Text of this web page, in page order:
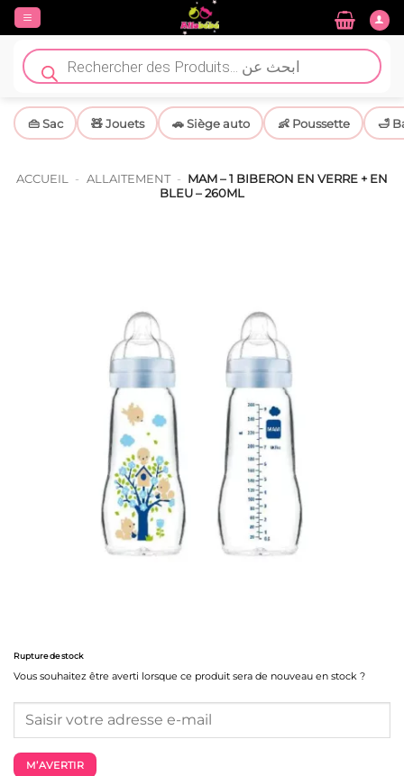
Passer
contenu
Recherche
de
produits
👜 Sac 🧸 Jouets 🚗 Siège auto 👶 Poussette 🛁
ACCUEIL - ALLAITEMENT - MAM – 1 BIBERON EN VERRE + EN
BLEU – 260ML
Rupture de stock
Vous souhaitez être averti lorsque ce produit sera de nouveau en stock ?
M’AVERTIR